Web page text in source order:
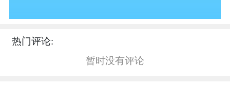
热门评论:
暂时没有评论